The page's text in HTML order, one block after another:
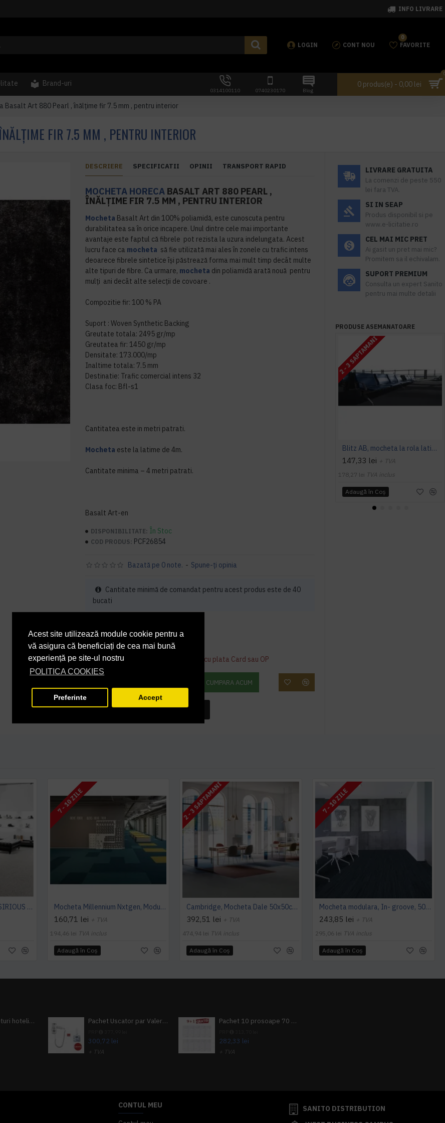
Acest site utilizează module cookie pentru a
vă asigura că beneficiați de cea mai bună
experiență pe site-ul nostru
POLITICA COOKIES
Preferinte Accept
INFO LIVRARE
LOGIN CONT NOU FAVORITE
0
Brand-uri
0314100110 0740230170 Blog
0 produs(e) - 0,00 lei
Basalt Art 880 Pearl , înălțime fir 7.5 mm , pentru interior
FIR 7.5 MM , PENTRU INTERIOR
DESCRIERE SPECIFICATII OPINII TRANSPORT RAPID
MOCHETA HORECA BASALT ART 880 PEARL ,
ÎNĂLȚIME FIR 7.5 MM , PENTRU INTERIOR
Mocheta Basalt Art din 100% poliamidă, este cunoscuta pentru
durabilitatea sa în orice incapere. Unul dintre cele mai importante
avantaje este faptul că fibrele pot rezista la uzura indelungata. Acest
lucru face ca mocheta să fie utilizată mai ales în zonele cu trafic intens
deoarece fibrele sintetice își păstrează forma mai mult timp decât multe
alte tipuri de fibre. Ca urmare, mocheta din poliamidă arată nouă pentru
mulți ani decât alte selecții de covoare .
Compozitie fir: 100 % PA
Suport : Woven Synthetic Backing
Greutate totala: 2495 gr/mp
Greutatea fir: 1450 gr/mp
Densitate: 173.000/mp
Inaltime totala: 7.5 mm
Destinatie: Trafic comercial intens 32
Clasa foc: Bfl-s1
Cantitatea este in metri patrati.
Mocheta este la latime de 4m.
Cantitate minima – 4 metri patrati.
Basalt Art-en
DISPONIBILITATE: În Stoc
COD PRODUS: PCF26854
Bazată pe 0 note. - Spune-ţi opinia
273,66 lei+ TVA
331,13 lei TVA inclus
Acest produs se poate comanda doar cu plata Card sau OP
CUMPARA ACUM
Cantitate minimă de comandat pentru acest produs este de 40
bucati
INTREABA DESPRE ACEST PRODUS
LIVRARE GRATUITA
La comenzi de peste 550
lei fara TVA.
SI IN SEAP
Produs disponibil si pe
www.e-licitatie.ro
CEL MAI MIC PRET
Ai gasit un pret mai mic?
Promitem sa il echivalam.
SUPORT PREMIUM
Consulta un expert Sanito
pentru mai multe detalii
PRODUSE ASEMANATOARE
2 - 3 SAPTAMANI
Blitz AB, mocheta la rola latime 4 m, Balta Industries
147,33 lei + TVA
178,27 lei TVA inclus
Adaugă în Coş
Mocheta rola ArcEdition SIRIOUS AB
7 - 10 ZILE
Mocheta Millennium Nxtgen, Modulyss
160,71 lei + TVA
194,46 lei TVA inclus
Adaugă în Coş
2 - 3 SAPTAMANI
Cambridge, Mocheta Dale 50x50cm, Modulyss
392,51 lei + TVA
474,94 lei TVA inclus
Adaugă în Coş
7 - 10 ZILE
Mocheta modulara, In- groove, 50 x 50 cm, Modulyss
243,85 lei + TVA
295,06 lei TVA inclus
Adaugă în Coş
Pachet 100 seturi hoteliere, set dentar, set barbierit, casca de dus, pila unghii, set cusut Pachet Uscator par Valera Action Super Plus + GRATUIT Sampon si gel de dus Tork
300,72 lei
+ TVA
Pachet 10 prosoape 70 x 140cm 9 + 1 gratuit
282,33 lei
+ TVA
CONTUL MEU
SANITO DISTRIBUTION